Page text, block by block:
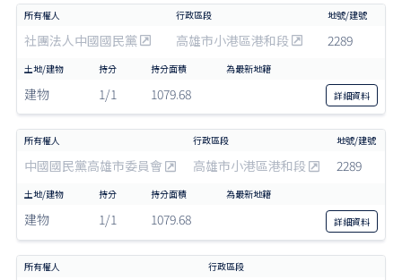
社團法人中國國民黨 高雄市小港區港和段 2289
建物 1/1 1079.68 詳細資料
中國國民黨高雄市委員會 高雄市小港區港和段 2289
建物 1/1 1079.68 詳細資料